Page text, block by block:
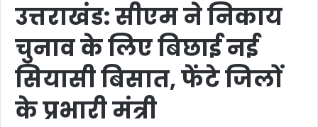
उत्तराखंड: सीएम ने निकाय
चुनाव के लिए बिछाई नई
सियासी बिसात, फेंटे जिलों
के प्रभारी मंत्री